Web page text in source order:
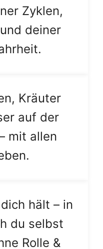
Zyklen,
deiner
Kräuter
auf der
mit allen
hält – in
du selbst
Rolle &